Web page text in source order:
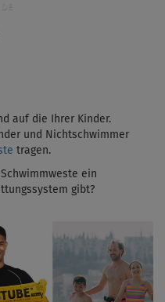
auf die Ihrer Kinder.
und Nichtschwimmer
tragen.
ein
gibt?